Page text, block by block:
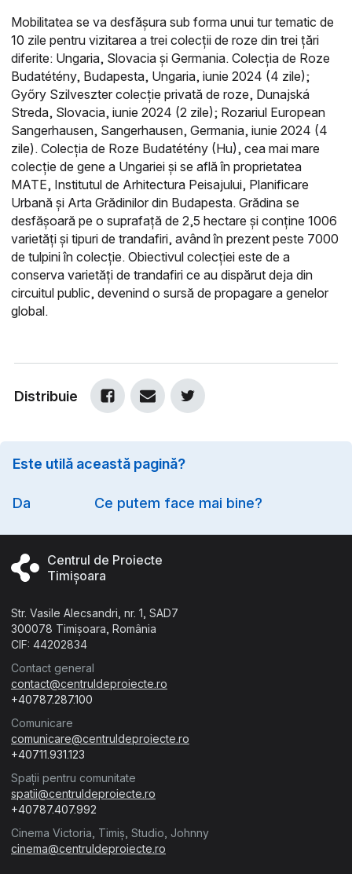
Mobilitatea se va desfășura sub forma unui tur tematic de
10 zile pentru vizitarea a trei colecții de roze din trei țări
diferite: Ungaria, Slovacia și Germania. Colecția de Roze
Budatétény, Budapesta, Ungaria, iunie 2024 (4 zile);
Győry Szilveszter colecție privată de roze, Dunajská
Streda, Slovacia, iunie 2024 (2 zile); Rozariul European
Sangerhausen, Sangerhausen, Germania, iunie 2024 (4
zile). Colecția de Roze Budatétény (Hu), cea mai mare
colecție de gene a Ungariei și se află în proprietatea
MATE, Institutul de Arhitectura Peisajului, Planificare
Urbană și Arta Grădinilor din Budapesta. Grădina se
desfășoară pe o suprafață de 2,5 hectare și conține 1006
varietăți și tipuri de trandafiri, având în prezent peste 7000
de tulpini în colecție. Obiectivul colecției este de a
conserva varietăți de trandafiri ce au dispărut deja din
circuitul public, devenind o sursă de propagare a genelor
global.
Distribuie
Este utilă această pagină?
Da Ce putem face mai bine?
Centrul de Proiecte
Timișoara
Str. Vasile Alecsandri, nr. 1, SAD7
300078 Timișoara, România
CIF: 44202834
Contact general
contact@centruldeproiecte.ro
+40787.287.100
Comunicare
comunicare@centruldeproiecte.ro
+40711.931.123
Spații pentru comunitate
spatii@centruldeproiecte.ro
+40787.407.992
Cinema Victoria, Timiș, Studio, Johnny
cinema@centruldeproiecte.ro